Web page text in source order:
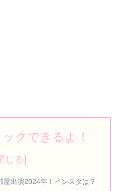
クできるよ！
屋出演2024年！インスタは？